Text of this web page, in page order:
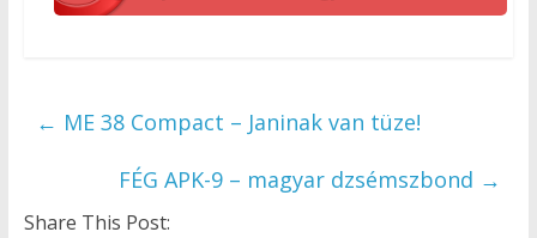
← ME 38 Compact – Janinak van tüze!
FÉG APK-9 – magyar dzsémszbond →
Share This Post: